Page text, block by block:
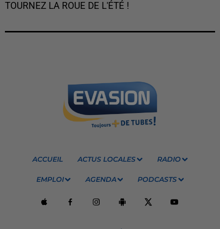
TOURNEZ LA ROUE DE L'ÉTÉ !
ACCUEIL ACTUS LOCALES RADIO
EMPLOI AGENDA PODCASTS